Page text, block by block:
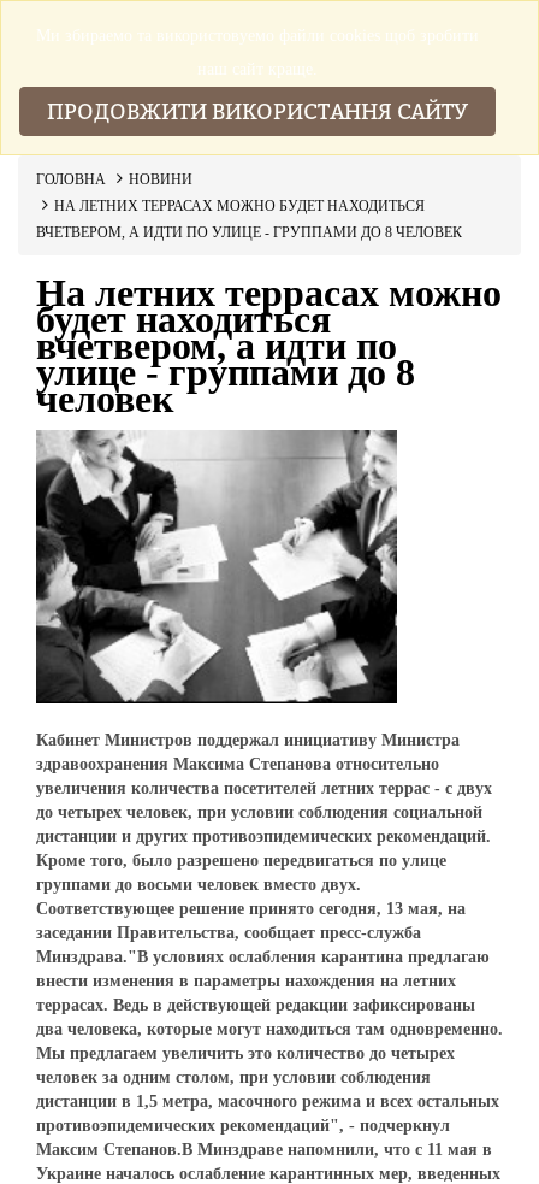
ГОЛОВНА
НОВИНИ
НА ЛЕТНИХ ТЕРРАСАХ МОЖНО БУДЕТ НАХОДИТЬСЯ
ВЧЕТВЕРОМ, А ИДТИ ПО УЛИЦЕ - ГРУППАМИ ДО 8 ЧЕЛОВЕК
На летних террасах можно
будет находиться
вчетвером, а идти по
улице - группами до 8
человек
Кабинет Министров поддержал инициативу Министра
здравоохранения Максима Степанова относительно
увеличения количества посетителей летних террас - с двух
до четырех человек, при условии соблюдения социальной
дистанции и других противоэпидемических рекомендаций.
Кроме того, было разрешено передвигаться по улице
группами до восьми человек вместо двух.
Соответствующее решение принято сегодня, 13 мая, на
заседании Правительства, сообщает пресс-служба
Минздрава."В условиях ослабления карантина предлагаю
внести изменения в параметры нахождения на летних
террасах. Ведь в действующей редакции зафиксированы
два человека, которые могут находиться там одновременно.
Мы предлагаем увеличить это количество до четырех
человек за одним столом, при условии соблюдения
дистанции в 1,5 метра, масочного режима и всех остальных
противоэпидемических рекомендаций", - подчеркнул
Максим Степанов.В Минздраве напомнили, что с 11 мая в
Украине началось ослабление карантинных мер, введенных
Ми збираемо та використовуемо файли cookies щоб зробити
наш сайт краще.
ПРОДОВЖИТИ ВИКОРИСТАННЯ САЙТУ